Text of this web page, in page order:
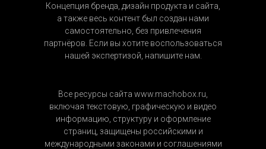
Концепция бренда, дизайн продукта и сайта,
а также весь контент был создан нами
самостоятельно, без привлечения
партнёров. Если вы хотите воспользоваться
нашей экспертизой, напишите нам.
Все ресурсы сайта www.machobox.ru,
включая текстовую, графическую и видео
информацию, структуру и оформление
страниц, защищены российскими и
международными законами и соглашениями